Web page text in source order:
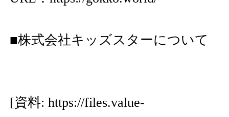
■株式会社キッズスターについて
[資料: https://files.value-